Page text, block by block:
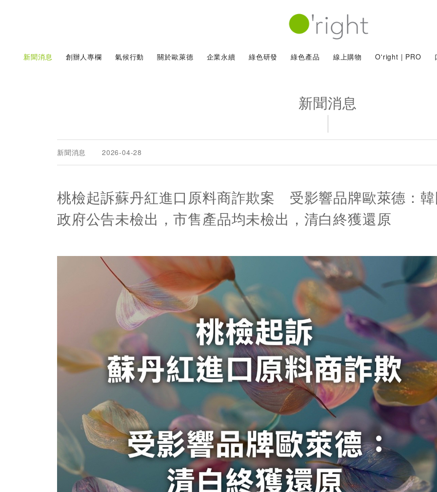
新聞消息 創辦人專欄 氣候行動 關於歐萊德 企業永續 綠色研發 綠色產品 線上購物 O'right | PRO
新聞消息
新聞消息 2026-04-28
桃檢起訴蘇丹紅進口原料商詐欺案 受影響品牌歐萊德：韓
政府公告未檢出，市售產品均未檢出，清白終獲還原